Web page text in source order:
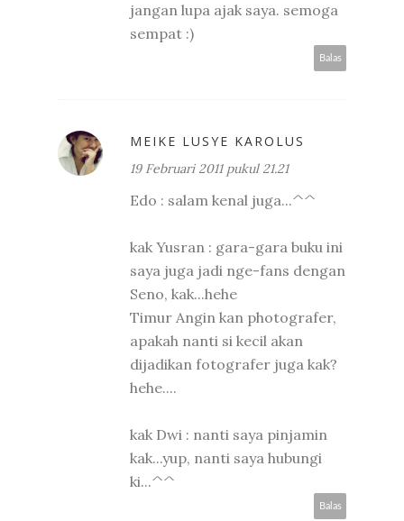
jangan lupa ajak saya. semoga
sempat :)
Balas
MEIKE LUSYE KAROLUS
19 Februari 2011 pukul 21.21
Edo : salam kenal juga...^^
kak Yusran : gara-gara buku ini
saya juga jadi nge-fans dengan
Seno, kak...hehe
Timur Angin kan photografer,
apakah nanti si kecil akan
dijadikan fotografer juga kak?
hehe....
kak Dwi : nanti saya pinjamin
kak...yup, nanti saya hubungi
ki...^^
Balas